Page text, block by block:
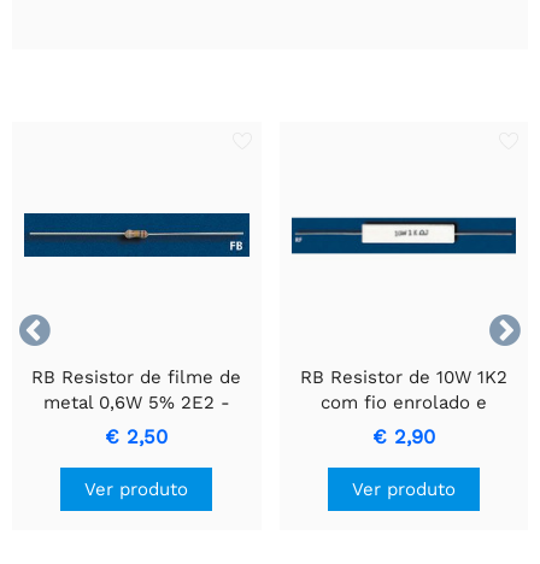


RB Resistor de filme de
metal 0,6W 5% 2E2 -
Resistor de Precisão
Durável
€ 2,50
Ver produto
RB Resistor de 10W 1K2
com fio enrolado e
invólucro de cerâmica.
€ 2,90
Ver produto